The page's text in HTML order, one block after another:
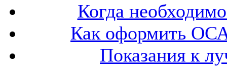
Когда
Как оформить
Показания к